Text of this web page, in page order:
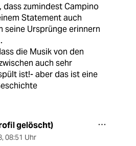
dass zumindest Campino
Statement auch
seine Ursprünge erinnern
die Musik von den
auch sehr
ist!- aber das ist eine
gelöscht)
, 08:51 Uhr